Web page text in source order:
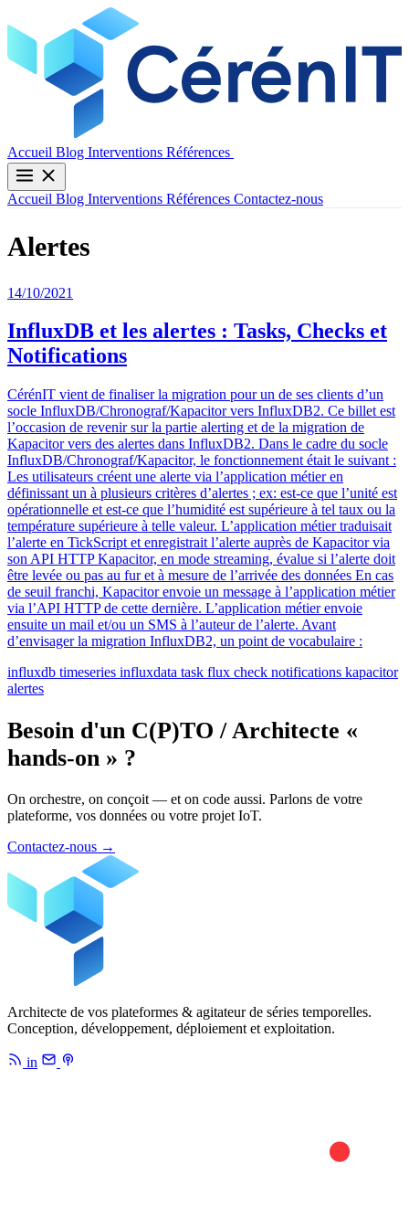
Accueil Blog Interventions Références
Accueil Blog Interventions Références Contactez-nous
Alertes
14/10/2021
InfluxDB et les alertes : Tasks, Checks et
Notifications
CérénIT vient de finaliser la migration pour un de ses clients d’un
socle InfluxDB/Chronograf/Kapacitor vers InfluxDB2. Ce billet est
l’occasion de revenir sur la partie alerting et de la migration de
Kapacitor vers des alertes dans InfluxDB2. Dans le cadre du socle
InfluxDB/Chronograf/Kapacitor, le fonctionnement était le suivant :
Les utilisateurs créent une alerte via l’application métier en
définissant un à plusieurs critères d’alertes ; ex: est-ce que l’unité est
opérationnelle et est-ce que l’humidité est supérieure à tel taux ou la
température supérieure à telle valeur. L’application métier traduisait
l’alerte en TickScript et enregistrait l’alerte auprès de Kapacitor via
son API HTTP Kapacitor, en mode streaming, évalue si l’alerte doit
être levée ou pas au fur et à mesure de l’arrivée des données En cas
de seuil franchi, Kapacitor envoie un message à l’application métier
via l’API HTTP de cette dernière. L’application métier envoie
ensuite un mail et/ou un SMS à l’auteur de l’alerte. Avant
d’envisager la migration InfluxDB2, un point de vocabulaire :
influxdb timeseries influxdata task flux check notifications kapacitor
alertes
Besoin d'un C(P)TO / Architecte «
hands-on » ?
On orchestre, on conçoit — et on code aussi. Parlons de votre
plateforme, vos données ou votre projet IoT.
Contactez-nous →
Architecte de vos plateformes & agitateur de séries temporelles.
Conception, développement, déploiement et exploitation.
in